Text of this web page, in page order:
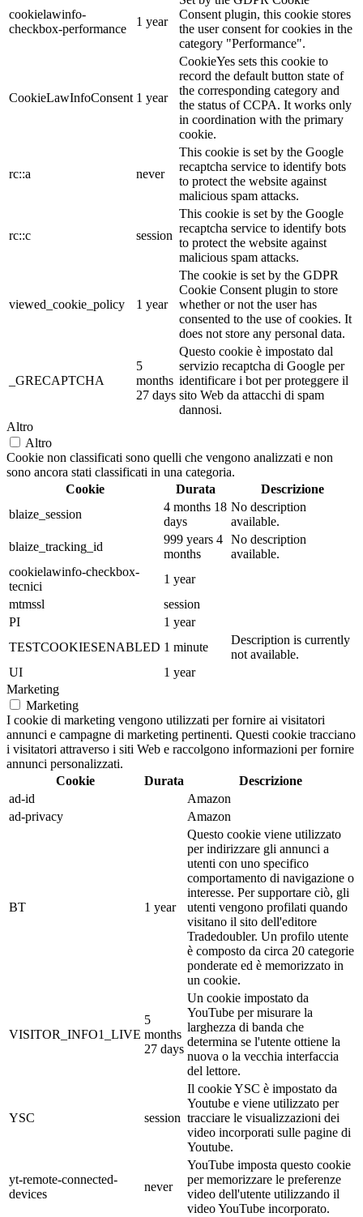
cookielawinfo-
checkbox-performance
1 year
Consent plugin, this cookie stores
the user consent for cookies in the
category "Performance".
CookieLawInfoConsent 1 year
CookieYes sets this cookie to
record the default button state of
the corresponding category and
the status of CCPA. It works only
in coordination with the primary
cookie.
rc::a never
This cookie is set by the Google
recaptcha service to identify bots
to protect the website against
malicious spam attacks.
rc::c session
This cookie is set by the Google
recaptcha service to identify bots
to protect the website against
malicious spam attacks.
viewed_cookie_policy 1 year
The cookie is set by the GDPR
Cookie Consent plugin to store
whether or not the user has
consented to the use of cookies. It
does not store any personal data.
_GRECAPTCHA
5
months
27 days
Questo cookie è impostato dal
servizio recaptcha di Google per
identificare i bot per proteggere il
sito Web da attacchi di spam
dannosi.
Altro
Altro
Cookie non classificati sono quelli che vengono analizzati e non
sono ancora stati classificati in una categoria.
Cookie
Durata
Descrizione
blaize_session
4 months 18
days
No description
available.
blaize_tracking_id
999 years 4
months
No description
available.
cookielawinfo-checkbox-
tecnici
1 year
mtmssl
session
PI
1 year
TESTCOOKIESENABLED 1 minute
Description is currently
not available.
UI
1 year
Marketing
Marketing
I cookie di marketing vengono utilizzati per fornire ai visitatori
annunci e campagne di marketing pertinenti. Questi cookie tracciano
i visitatori attraverso i siti Web e raccolgono informazioni per fornire
annunci personalizzati.
Cookie
Durata
Descrizione
ad-id
Amazon
ad-privacy
Amazon
BT 1 year
Questo cookie viene utilizzato
per indirizzare gli annunci a
utenti con uno specifico
comportamento di navigazione o
interesse. Per supportare ciò, gli
utenti vengono profilati quando
visitano il sito dell'editore
Tradedoubler. Un profilo utente
è composto da circa 20 categorie
ponderate ed è memorizzato in
un cookie.
VISITOR_INFO1_LIVE
5
months
27 days
Un cookie impostato da
YouTube per misurare la
larghezza di banda che
determina se l'utente ottiene la
nuova o la vecchia interfaccia
del lettore.
YSC session
Il cookie YSC è impostato da
Youtube e viene utilizzato per
tracciare le visualizzazioni dei
video incorporati sulle pagine di
Youtube.
yt-remote-connected-
devices
never
YouTube imposta questo cookie
per memorizzare le preferenze
video dell'utente utilizzando il
video YouTube incorporato.